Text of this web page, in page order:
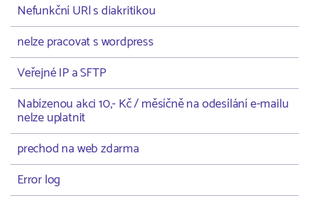
Nefunkční URl s diakritikou
nelze pracovat s wordpress
Veřejné IP a SFTP
Nabízenou akci 10,- Kč / měsíčně na odesílání e-mailu
nelze uplatnit
prechod na web zdarma
Error log